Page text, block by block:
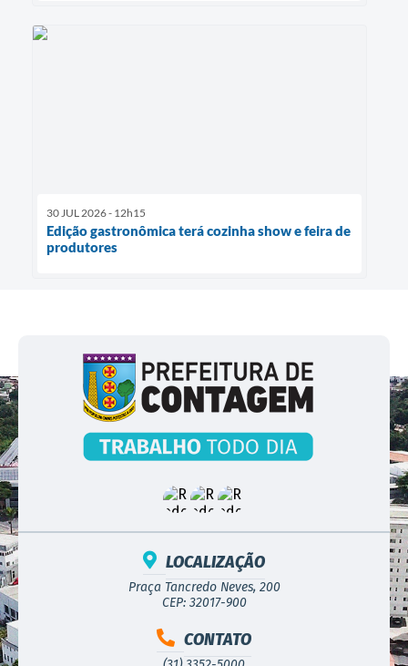
30 JUL 2026 - 12h15
Edição gastronômica terá cozinha show e feira de
produtores
LOCALIZAÇÃO
Praça Tancredo Neves, 200
CEP: 32017-900
CONTATO